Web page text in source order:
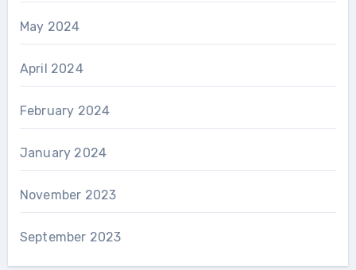
May 2024
April 2024
February 2024
January 2024
November 2023
September 2023